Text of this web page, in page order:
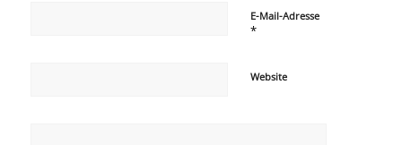
E-Mail-Adresse
*
Website